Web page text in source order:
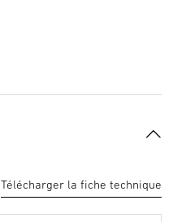
Télécharger la fiche technique